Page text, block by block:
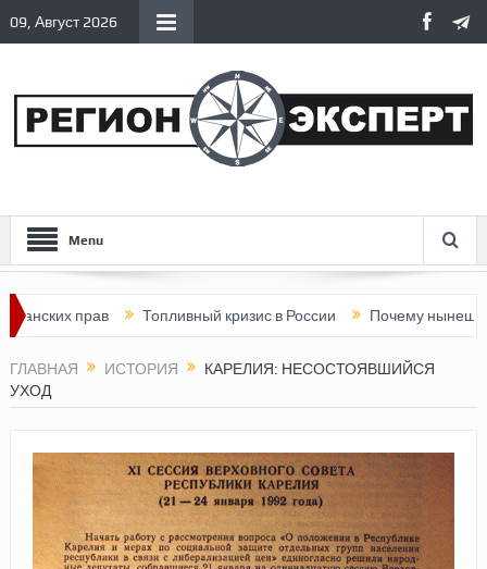
09, Август 2026
Menu
прав Топливный кризис в России Почему нынешняя
ГЛАВНАЯ ИСТОРИЯ
КАРЕЛИЯ: НЕСОСТОЯВШИЙСЯ
УХОД